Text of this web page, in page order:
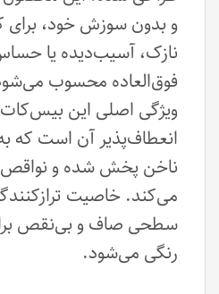
و بدون سوزش خود،
نازک، آسیب‌دیده یا
فوق‌العاده محسوب
ویژگی اصلی این
انعطاف‌پذیر آن است که
ناخن پخش شده و
می‌کند. خاصیت
سطحی صاف و بی‌نقص
رنگی می‌شود.